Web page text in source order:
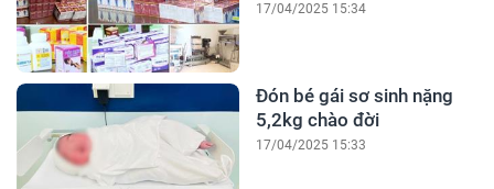
17/04/2025 15:34
Đón bé gái sơ sinh nặng
5,2kg chào đời
17/04/2025 15:33